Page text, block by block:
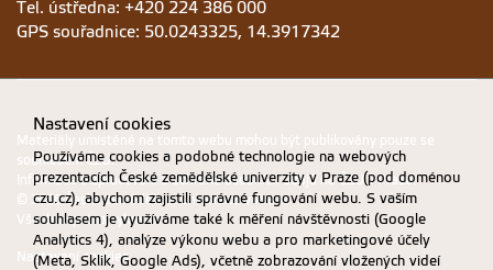
Tel. ústředna: +420 224 386 000
GPS souřadnice: 50.0243325, 14.3917342
souhlasem ČZU.
Informace o zpracování a ochraně osobních údajů na ČZU v Praze.
© 2026 Česká zemědělská univerzita v Praze
Všechna práva vyhrazena
Nastavení cookies
Nastavení cookies
Používáme cookies a podobné technologie na webových
prezentacích České zemědělské univerzity v Praze (pod doménou
czu.cz), abychom zajistili správné fungování webu. S vaším
souhlasem je využíváme také k měření návštěvnosti (Google
Analytics 4), analýze výkonu webu a pro marketingové účely
(Meta, Sklik, Google Ads), včetně zobrazování vložených videí